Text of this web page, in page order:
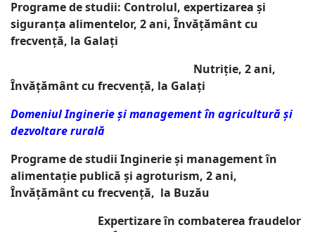
Programe de studii: Controlul, expertizarea și
siguranța alimentelor, 2 ani, Învățământ cu
frecvență, la Galați
Nutriție, 2 ani,
Învățământ cu frecvență, la Galați
Domeniul Inginerie și management în agricultură și
dezvoltare rurală
Programe de studii Inginerie și management în
alimentație publică și agroturism, 2 ani,
Învățământ cu frecvență, la Buzău
Expertizare în combaterea fraudelor